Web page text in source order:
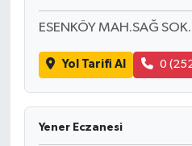
ESENKÖY MAH.SAĞ
Yol Tarifi Al 0
Yener Eczanesi